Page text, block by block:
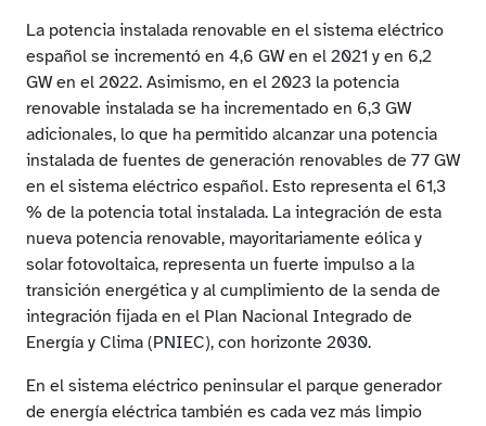
por CC.AA.
La potencia instalada renovable en el sistema eléctrico
español se incrementó en 4,6 GW en el 2021 y en 6,2
GW en el 2022. Asimismo, en el 2023 la potencia
renovable instalada se ha incrementado en 6,3 GW
adicionales, lo que ha permitido alcanzar una potencia
instalada de fuentes de generación renovables de 77 GW
en el sistema eléctrico español. Esto representa el 61,3
% de la potencia total instalada. La integración de esta
nueva potencia renovable, mayoritariamente eólica y
solar fotovoltaica, representa un fuerte impulso a la
transición energética y al cumplimiento de la senda de
integración fijada en el Plan Nacional Integrado de
Energía y Clima (PNIEC), con horizonte 2030.
En el sistema eléctrico peninsular el parque generador
de energía eléctrica también es cada vez más limpio